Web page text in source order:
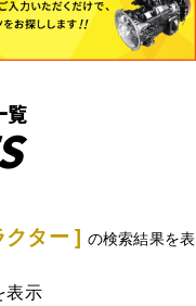
覧
ター ] の検索結果を表
表示